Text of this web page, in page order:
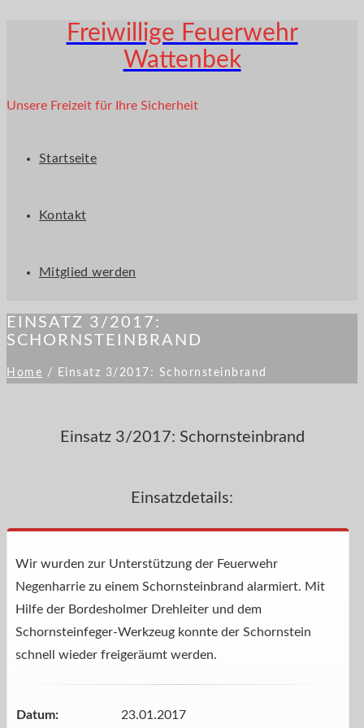
Freiwillige Feuerwehr
Wattenbek
Unsere Freizeit für Ihre Sicherheit
Startseite
Kontakt
Mitglied werden
EINSATZ 3/2017:
SCHORNSTEINBRAND
Home / Einsatz 3/2017: Schornsteinbrand
Einsatz 3/2017: Schornsteinbrand
Einsatzdetails:
Wir wurden zur Unterstützung der Feuerwehr
Negenharrie zu einem Schornsteinbrand alarmiert. Mit
Hilfe der Bordesholmer Drehleiter und dem
Schornsteinfeger-Werkzeug konnte der Schornstein
schnell wieder freigeräumt werden.
Datum:
23.01.2017